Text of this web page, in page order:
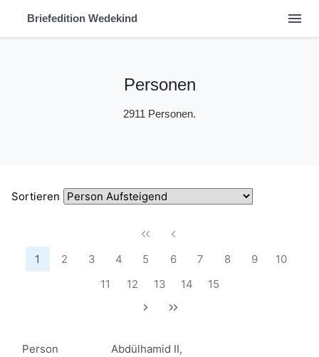
Briefedition Wedekind menu
Personen
2911 Personen.
Sortieren
1 2 3 4 5 6 7 8 9
10
11
12 13 14 15
Person Abdülhamid II,